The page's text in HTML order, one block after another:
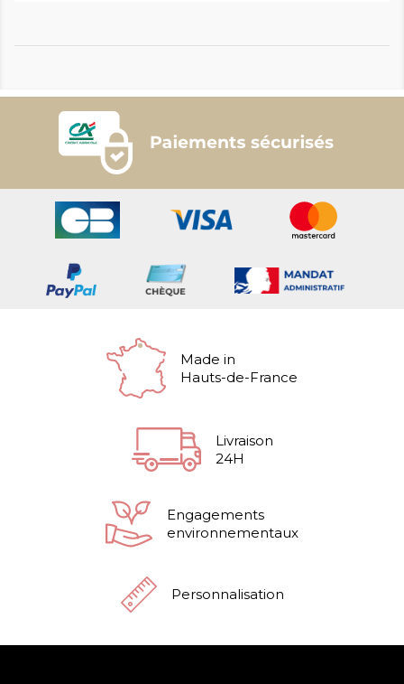
Made in
Hauts-de-France
Livraison
24H
Engagements
environnementaux
Personnalisation